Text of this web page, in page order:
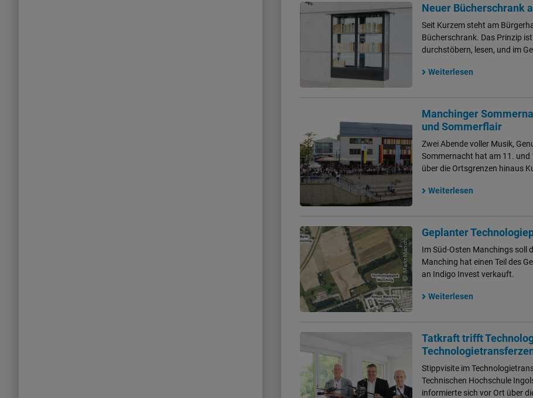
Neuer Bücherschrank
Seit Kurzem steht am
Bücherschrank. Das Prinzip
durchstöbern, lesen, und im
Weiterlesen
Manchinger
und Sommerflair
Zwei Abende voller Musik,
Sommernacht hat am 11. und
über die Ortsgrenzen hinaus
Weiterlesen
M
a
r
k
t
M
a
n
c
hi
n
g
/
B
a
y
e
r
n
a
tl
a
s
Geplanter
Im Süd-Osten Manchings soll
Manching hat einen Teil des
an Indigo Invest verkauft.
Weiterlesen
Tatkraft trifft
Stippvisite im
Technischen Hochschule
informierte sich vor Ort über